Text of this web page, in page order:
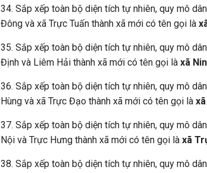
34. Sắp xếp toàn bộ diện tích tự nhiên, quy mô
Đông và xã Trực Tuấn thành xã mới có tên gọi là
35. Sắp xếp toàn bộ diện tích tự nhiên, quy mô
Định và Liêm Hải thành xã mới có tên gọi là xã
36. Sắp xếp toàn bộ diện tích tự nhiên, quy mô
Hùng và xã Trực Đạo thành xã mới có tên gọi là
37. Sắp xếp toàn bộ diện tích tự nhiên, quy mô
Nội và Trực Hưng thành xã mới có tên gọi là xã
38. Sắp xếp toàn bộ diện tích tự nhiên, quy mô